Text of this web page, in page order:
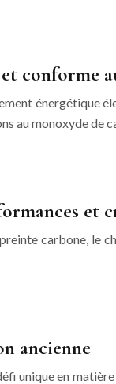
conforme
au monoxyde de
et
carbone,
ancienne
unique en